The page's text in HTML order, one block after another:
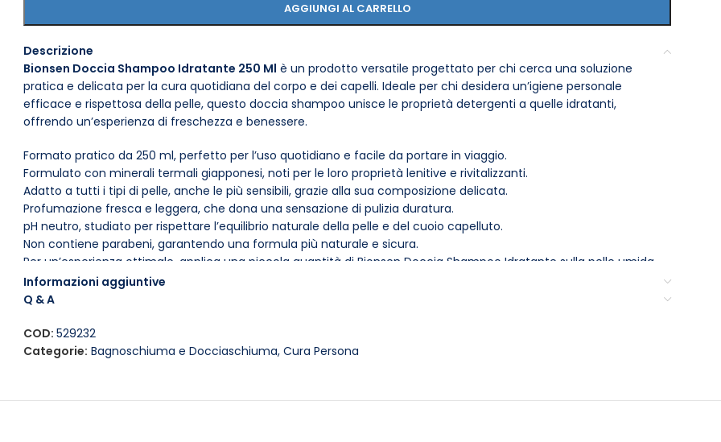
AGGIUNGI AL CARRELLO
Descrizione
Bionsen Doccia Shampoo Idratante 250 Ml è un prodotto versatile progettato per chi cerca una soluzione
pratica e delicata per la cura quotidiana del corpo e dei capelli. Ideale per chi desidera un’igiene personale
efficace e rispettosa della pelle, questo doccia shampoo unisce le proprietà detergenti a quelle idratanti,
offrendo un’esperienza di freschezza e benessere.
Formato pratico da 250 ml, perfetto per l’uso quotidiano e facile da portare in viaggio.
Formulato con minerali termali giapponesi, noti per le loro proprietà lenitive e rivitalizzanti.
Adatto a tutti i tipi di pelle, anche le più sensibili, grazie alla sua composizione delicata.
Profumazione fresca e leggera, che dona una sensazione di pulizia duratura.
pH neutro, studiato per rispettare l’equilibrio naturale della pelle e del cuoio capelluto.
Non contiene parabeni, garantendo una formula più naturale e sicura.
Per un’esperienza ottimale, applica una piccola quantità di Bionsen Doccia Shampoo Idratante sulla pelle umida
e sui capelli, massaggia delicatamente e risciacqua abbondantemente. Ideale per l’uso quotidiano, questo
prodotto offre un momento di relax e cura personale, trasformando la routine di igiene in un rituale di benessere.
Informazioni aggiuntive
Q & A
COD:529232
Categorie: Bagnoschiuma e Docciaschiuma, Cura Persona